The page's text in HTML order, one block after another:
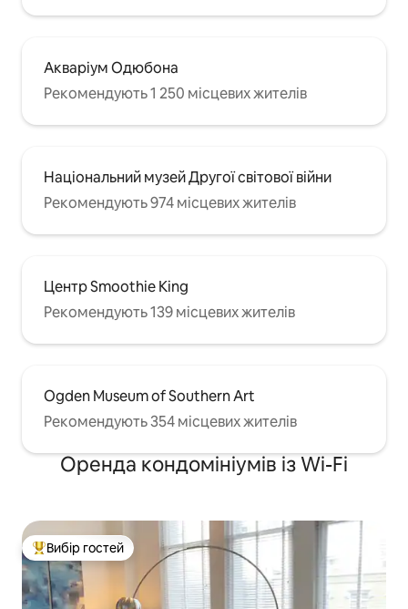
Акваріум Одюбона
Рекомендують 1 250 місцевих жителів
Національний музей Другої світової війни
Рекомендують 974 місцевих жителів
Центр Smoothie King
Рекомендують 139 місцевих жителів
Ogden Museum of Southern Art
Рекомендують 354 місцевих жителів
Оренда кондомініумів із Wi-Fi
Топ вибір гостей
Вибір гостей